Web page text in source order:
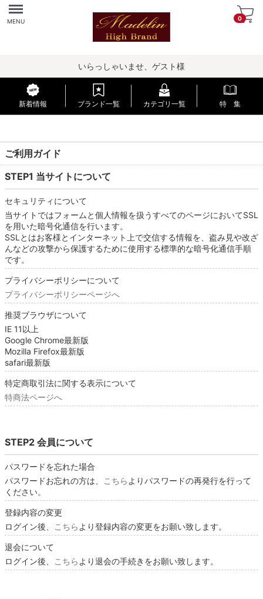
Menu
MENU 0
いらっしゃいませ、ゲスト様
新着情報 ブランド一覧 カテゴリ一覧 特 集
ご利用ガイド
STEP1 当サイトについて
セキュリティについて
当サイトではフォームと個人情報を扱うすべてのページにおいてSSL
を用いた暗号化通信を行います。
SSLとはお客様とインターネット上で交信する情報を、盗み見や改ざ
んなどの攻撃から保護するために使用する標準的な暗号化通信手順
です。
プライバシーポリシーについて
プライバシーポリシーページへ
推奨ブラウザについて
IE 11以上
Google Chrome最新版
Mozilla Firefox最新版
safari最新版
特定商取引法に関する表示について
特商法ページへ
STEP2 会員について
パスワードを忘れた場合
パスワードお忘れの方は、
こちら よりパスワードの再発行を行って
ください。
登録内容の変更
ログイン後、
こちら より登録内容の変更をお願い致します。
退会について
ログイン後、
こちら より退会の手続きをお願い致します。